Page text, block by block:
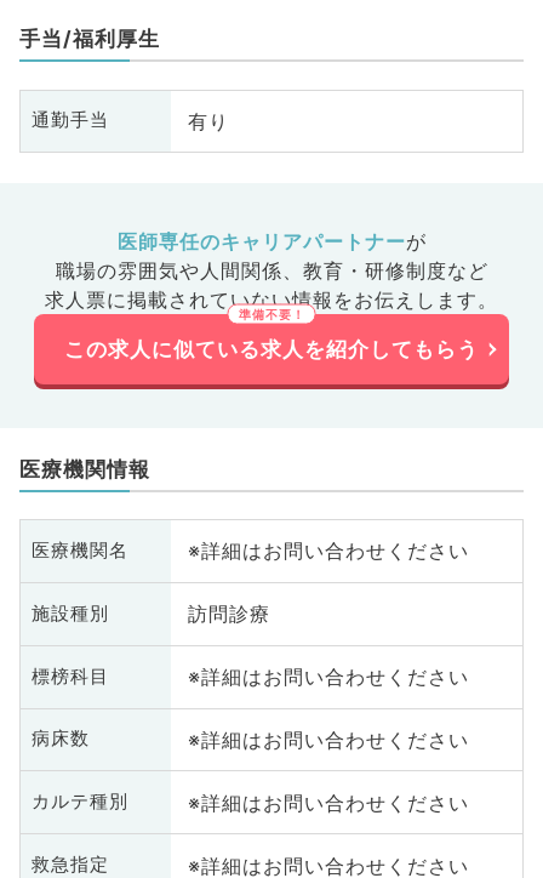
手当/福利厚生
通勤手当 有り
医師専任のキャリアパートナーが
職場の雰囲気や人間関係、 教育・研修制度など
求人票に掲載されていない情報をお伝えします。
この求人に似ている求人を紹介してもらう
医療機関情報
医療機関名 ※詳細はお問い合わせください
施設種別 訪問診療
標榜科目 ※詳細はお問い合わせください
病床数 ※詳細はお問い合わせください
カルテ種別 ※詳細はお問い合わせください
救急指定 ※詳細はお問い合わせください